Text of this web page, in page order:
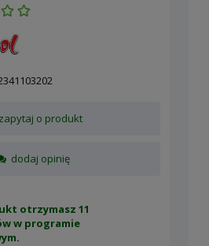
zapytaj o produkt
dodaj opinię
otrzymasz 11
w programie
.